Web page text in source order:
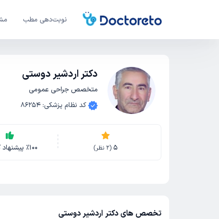
نوبت‌دهی مطب
دکتر اردشیر دوستی
متخصص جراحی عمومی
کد نظام پزشکی:
86254
5
(
2 نظر) ٪100 پیشنهاد
تخصص های دکتر اردشیر دوستی